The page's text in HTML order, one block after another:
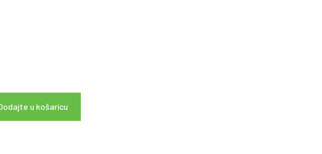
u košaricu